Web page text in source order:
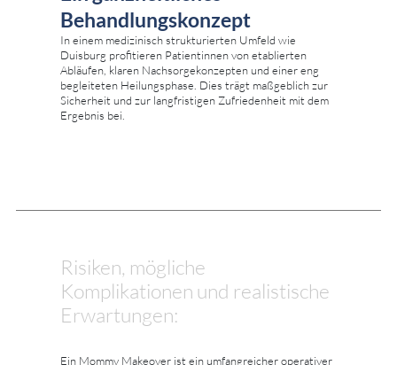
Behandlungskonzept
In einem medizinisch strukturierten Umfeld wie
Duisburg profitieren Patientinnen von etablierten
Abläufen, klaren Nachsorgekonzepten und einer eng
begleiteten Heilungsphase. Dies trägt maßgeblich zur
Sicherheit und zur langfristigen Zufriedenheit mit dem
Ergebnis bei.
Risiken, mögliche
Komplikationen und realistische
Erwartungen:
Ein Mommy Makeover ist ein umfangreicher operativer